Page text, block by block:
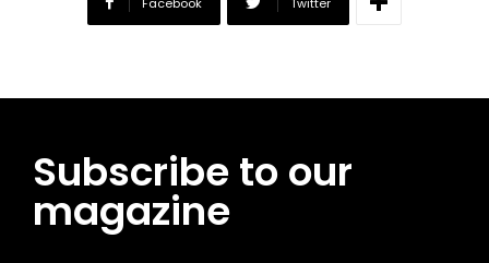
Subscribe to our
magazine